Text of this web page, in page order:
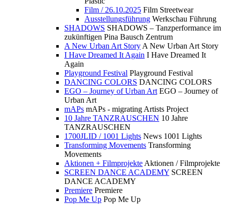
Film / 26.10.2025 Film Streetwear
Ausstellungsführung Werkschau Führung
SHADOWS SHADOWS – Tanzperformance im
zukünftigen Pina Bausch Zentrum
A New Urban Art Story A New Urban Art Story
I Have Dreamed It Again I Have Dreamed It
Again
Playground Festival Playground Festival
DANCING COLORS DANCING COLORS
EGO – Journey of Urban Art EGO – Journey of
Urban Art
mAPs mAPs - migrating Artists Project
10 Jahre TANZRAUSCHEN 10 Jahre
TANZRAUSCHEN
1700JLID / 1001 Lights News 1001 Lights
Transforming Movements Transforming
Movements
Aktionen + Filmprojekte Aktionen / Filmprojekte
SCREEN DANCE ACADEMY SCREEN
DANCE ACADEMY
Premiere Premiere
Pop Me Up Pop Me Up